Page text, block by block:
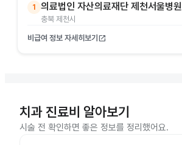
1 의료법인 자산의료재단 제천서울병원
충북 제천시
비급여 정보 자세히보기 open_in_new
치과 진료비 알아보기
시술 전 확인하면 좋은 정보를 정리했어요.